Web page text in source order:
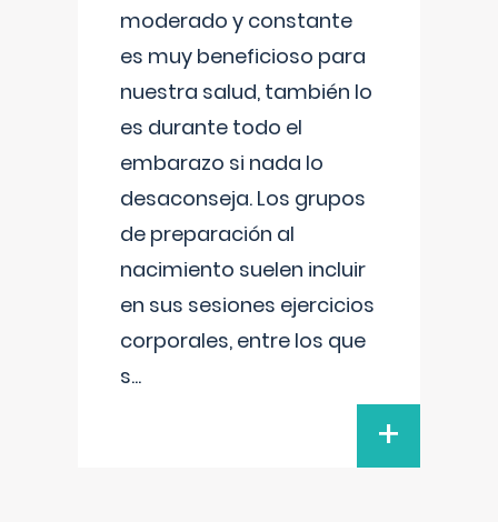
moderado y constante
es muy beneficioso para
nuestra salud, también lo
es durante todo el
embarazo si nada lo
desaconseja. Los grupos
de preparación al
nacimiento suelen incluir
en sus sesiones ejercicios
corporales, entre los que
s...
+